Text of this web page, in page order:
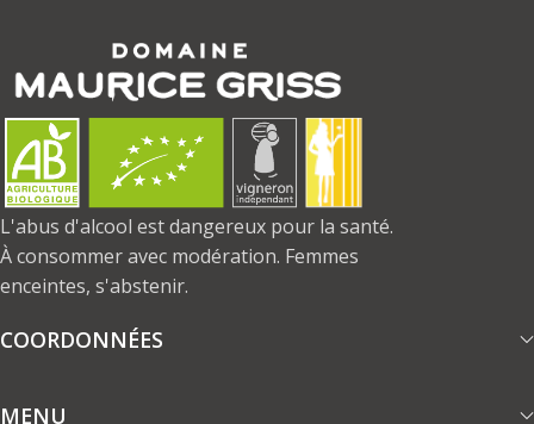
L'abus d'alcool est dangereux pour la santé.
À consommer avec modération. Femmes
enceintes, s'abstenir.
COORDONNÉES
MENU